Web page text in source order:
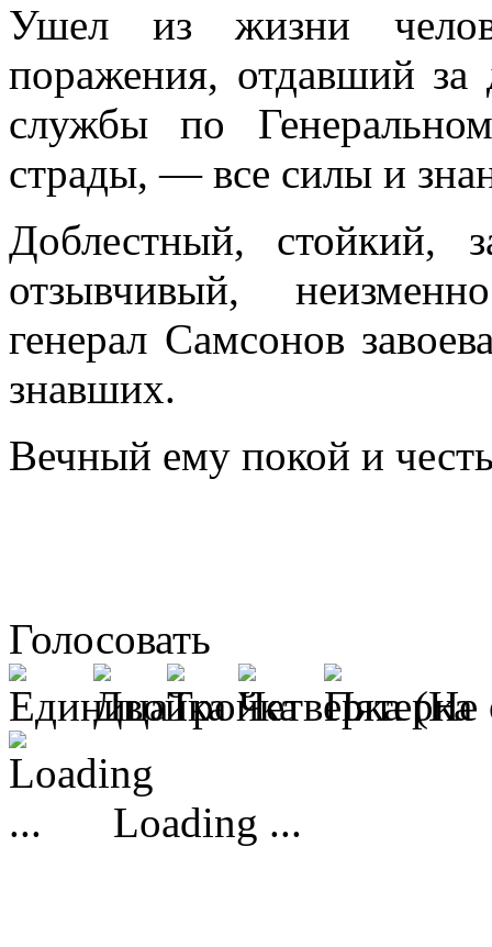
Ушел из жизни
поражения, отдавший за
службы по
страды, — все силы и
Доблестный, стойкий,
отзывчивый,
генерал Самсонов
знавших.
Вечный ему покой и
Голосовать
(Не
Loading ...